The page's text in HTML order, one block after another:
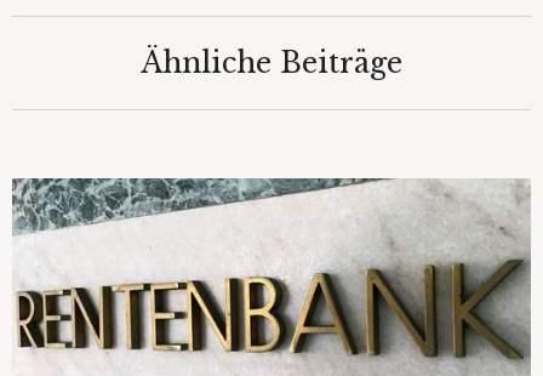
Ähnliche Beiträge